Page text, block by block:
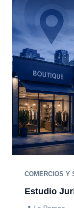
COMERCIOS Y
Estudio